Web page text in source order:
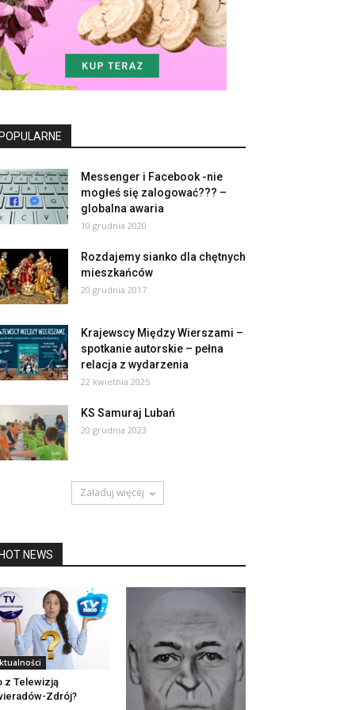
Messenger i Facebook -nie
mogłeś się zalogować??? –
globalna awaria
10 grudnia 2020
Rozdajemy sianko dla chętnych
mieszkańców
20 grudnia 2017
Krajewscy Między Wierszami –
spotkanie autorskie – pełna
relacja z wydarzenia
22 kwietnia 2025
KS Samuraj Lubań
20 grudnia 2023
Załaduj więcej
NEWS
z Telewizją
Zdrój?